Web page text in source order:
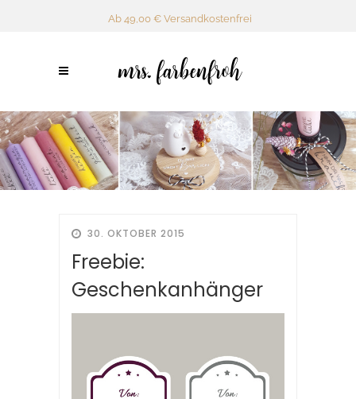
Ab 49,00 € Versandkostenfrei
30. OKTOBER 2015
Freebie:
Geschenkanhänger